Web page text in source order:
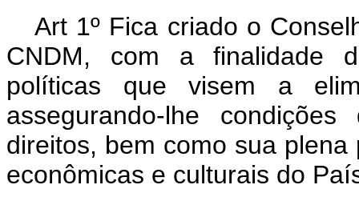
Art 1º Fica criado o
CNDM, com a finalidade
políticas que visem a
assegurando-lhe
direitos, bem como sua
econômicas e culturais do